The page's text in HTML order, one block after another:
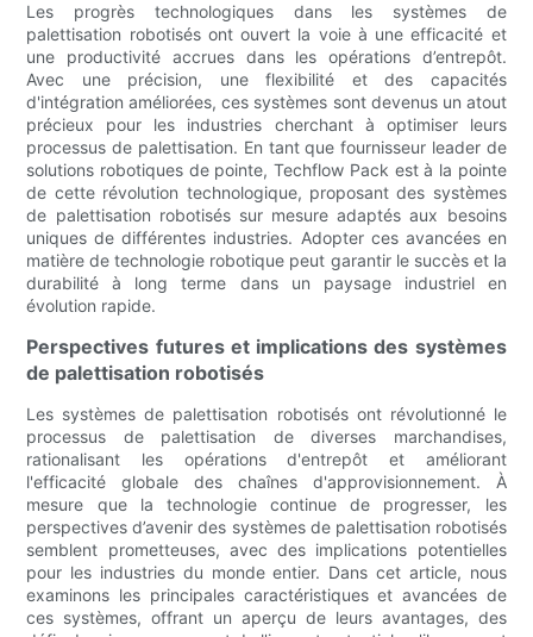
Les progrès technologiques dans les systèmes de
palettisation robotisés ont ouvert la voie à une efficacité et
une productivité accrues dans les opérations d’entrepôt.
Avec une précision, une flexibilité et des capacités
d'intégration améliorées, ces systèmes sont devenus un atout
précieux pour les industries cherchant à optimiser leurs
processus de palettisation. En tant que fournisseur leader de
solutions robotiques de pointe, Techflow Pack est à la pointe
de cette révolution technologique, proposant des systèmes
de palettisation robotisés sur mesure adaptés aux besoins
uniques de différentes industries. Adopter ces avancées en
matière de technologie robotique peut garantir le succès et la
durabilité à long terme dans un paysage industriel en
évolution rapide.
Perspectives futures et implications des systèmes
de palettisation robotisés
Les systèmes de palettisation robotisés ont révolutionné le
processus de palettisation de diverses marchandises,
rationalisant les opérations d'entrepôt et améliorant
l'efficacité globale des chaînes d'approvisionnement. À
mesure que la technologie continue de progresser, les
perspectives d’avenir des systèmes de palettisation robotisés
semblent prometteuses, avec des implications potentielles
pour les industries du monde entier. Dans cet article, nous
examinons les principales caractéristiques et avancées de
ces systèmes, offrant un aperçu de leurs avantages, des